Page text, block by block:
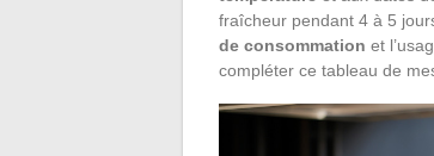
fraîcheur pendant 4 à 5
de consommation et
compléter ce tableau de